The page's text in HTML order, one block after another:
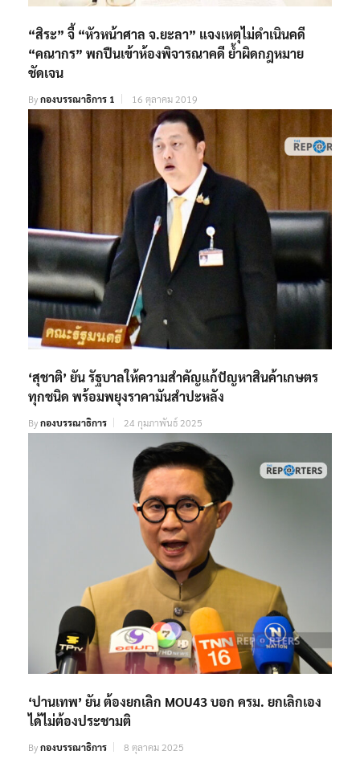
“สิระ” จี้ “หัวหน้าศาล จ.ยะลา” แจงเหตุไม่ดำเนินคดี
“คณากร” พกปืนเข้าห้องพิจารณาคดี ย้ำผิดกฎหมาย
ชัดเจน
Byกองบรรณาธิการ 1 16 ตุลาคม 2019
‘สุชาติ’ ยัน รัฐบาลให้ความสำคัญแก้ปัญหาสินค้าเกษตร
ทุกชนิด พร้อมพยุงราคามันสำปะหลัง
Byกองบรรณาธิการ 24 กุมภาพันธ์ 2025
‘ปานเทพ’ ยัน ต้องยกเลิก MOU43 บอก ครม. ยกเลิกเอง
ได้ไม่ต้องประชามติ
Byกองบรรณาธิการ 8 ตุลาคม 2025